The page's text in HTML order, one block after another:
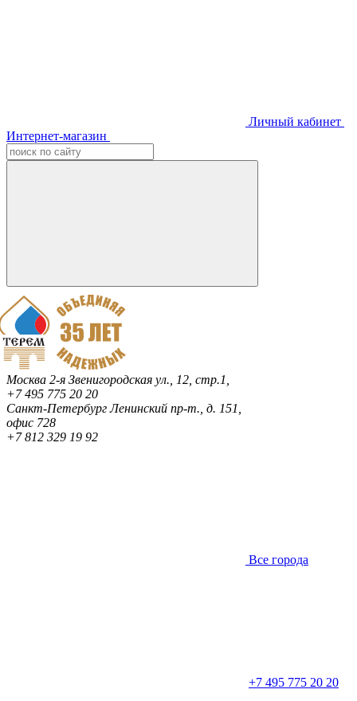
Личный кабинет
Интернет-магазин
Москва 2-я Звенигородская ул., 12, стр.1,
+7 495 775 20 20
Санкт-ПетербургЛенинский пр-т., д. 151,
офис 728
+7 812 329 19 92
Все города
+7 495 775 20 20